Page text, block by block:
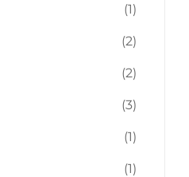
(1)
(2)
(2)
(3)
(1)
(1)